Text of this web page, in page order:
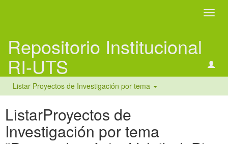
Repositorio Institucional
RI-UTS
Listar Proyectos de Investigación por tema
ListarProyectos de
Investigación por tema